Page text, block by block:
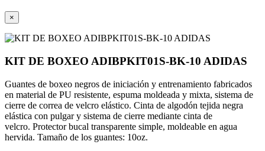
×
KIT DE BOXEO ADIBPKIT01S-BK-10 ADIDAS
Guantes de boxeo negros de iniciación y entrenamiento fabricados
en material de PU resistente, espuma moldeada y mixta, sistema de
cierre de correa de velcro elástico. Cinta de algodón tejida negra
elástica con pulgar y sistema de cierre mediante cinta de
velcro. Protector bucal transparente simple, moldeable en agua
hervida. Tamaño de los guantes: 10oz.